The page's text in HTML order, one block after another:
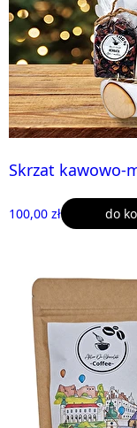
Skrzat kawowo-
100,00 zł do